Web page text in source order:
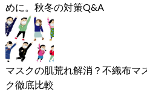
めに。秋冬の対策Q&A
マスクの肌荒れ解消？不織布マ
ク徹底比較